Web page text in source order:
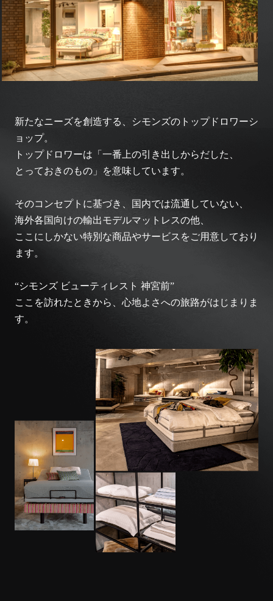
新たなニーズを創造する、シモンズのトップドロワーシ
ョップ。
トップドロワーは「一番上の引き出しからだした、
とっておきのもの」を意味しています。
そのコンセプトに基づき、国内では流通していない、
海外各国向けの輸出モデルマットレスの他、
ここにしかない特別な商品やサービスをご用意しており
ます。
“シモンズ ビューティレスト 神宮前”
ここを訪れたときから、心地よさへの旅路がはじまりま
す。